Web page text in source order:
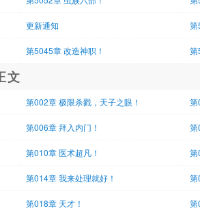
更新通知 第
第5045章 改造神职！ 第
文
第002章 极限杀戮，天子之眼！ 第
第006章 拜入内门！ 第
第010章 医术超凡！ 第
第014章 我来处理就好！ 第
第018章 天才！ 第